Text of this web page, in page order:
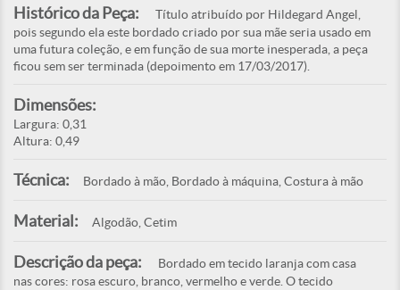
Histórico da Peça:
Título atribuído por Hildegard Angel,
pois segundo ela este bordado criado por sua mãe seria usado em
uma futura coleção, e em função de sua morte inesperada, a peça
ficou sem ser terminada (depoimento em 17/03/2017).
Dimensões:
Largura: 0,31
Altura: 0,49
Técnica: Bordado à mão, Bordado à máquina, Costura à mão
Material: Algodão, Cetim
Descrição da peça:
Bordado em tecido laranja com casa
nas cores: rosa escuro, branco, vermelho e verde. O tecido